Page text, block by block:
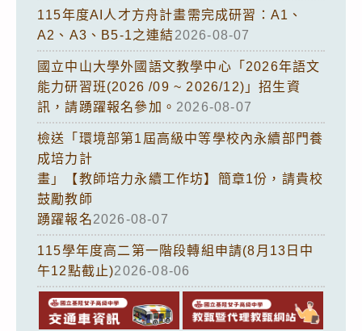
115年度AI人才方舟計畫需完成研習：A1、
A2、A3、B5-1之連結2026-08-07
國立中山大學外國語文教學中心「2026年語文
能力研習班(2026 /09 ~ 2026/12)」招生資
訊，請踴躍報名參加。 2026-08-07
檢送「環境部第1屆高級中等學校內永續部門養
成培力計
畫」【教師培力永續工作坊】簡章1份，請貴校
鼓勵教師
踴躍報名2026-08-07
115學年度高二第一階段轉組申請(8月13日中
午12點截止)2026-08-06